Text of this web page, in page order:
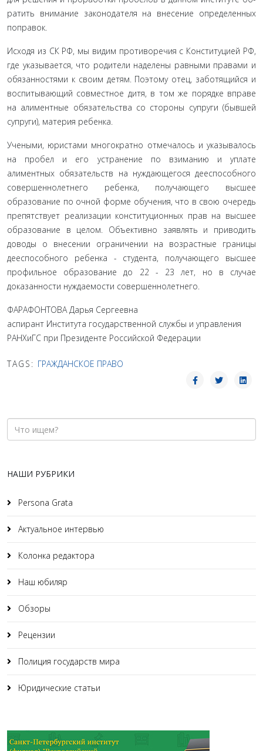
ратить внимание законодателя на внесение определенных
поправок.
Исходя из СК РФ, мы видим противоречия с Конститу­цией РФ,
где указывается, что родители наделены равными правами и
обязанностями к своим детям. Поэтому отец, за­ботящийся и
воспитывающий совместное дитя, в том же по­рядке вправе
на алиментные обязательства со стороны супру­ги (бывшей
супруги), материя ребенка.
Учеными, юристами многократно отмечалось и указы­валось
на пробел и его устранение по взиманию и уплате
алиментных обязательств на нуждающегося дееспособного
совершеннолетнего ребенка, получающего высшее
образова­ние по очной форме обучения, что в свою очередь
препят­ствует реализации конституционных прав на высшее
обра­зование в целом. Объективно заявлять и приводить
доводы о внесении ограничении на возрастные границы
дееспособ­ного ребенка - студента, получающего высшее
профильное образование до 22 - 23 лет, но в случае
доказанности нуждае­мости совершеннолетнего.
ФАРАФОНТОВА Дарья Сергеевна
аспирант Института государственной службы и управления
РАНХиГС при Президенте Российской Федерации
TAGS: ГРАЖДАНСКОЕ ПРАВО
НАШИ РУБРИКИ
Persona Grata
Актуальное интервью
Колонка редактора
Наш юбиляр
Обзоры
Рецензии
Полиция государств мира
Юридические статьи